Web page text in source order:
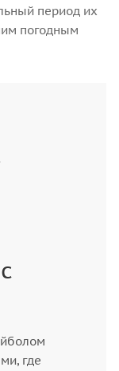
период их
погодным
где